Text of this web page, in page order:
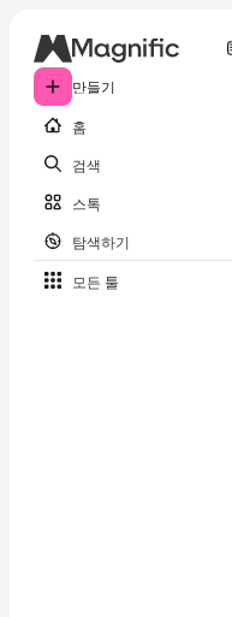
만들기
홈
검색
스톡
탐색하기
모든 툴